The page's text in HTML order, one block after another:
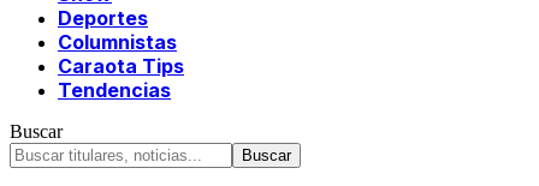
Deportes
Columnistas
Caraota Tips
Tendencias
Buscar